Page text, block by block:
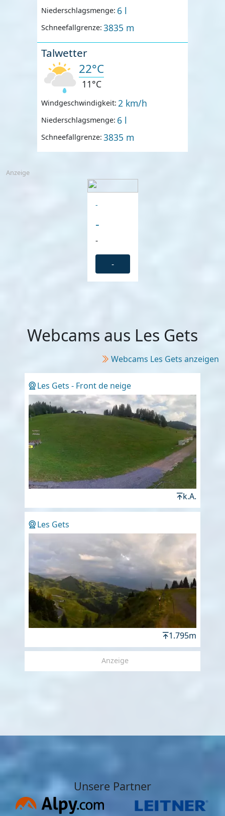
Niederschlagsmenge: 6 l
Schneefallgrenze: 3835 m
Talwetter
22°C
11°C
Windgeschwindigkeit: 2 km/h
Niederschlagsmenge: 6 l
Schneefallgrenze: 3835 m
Anzeige
-
-
-
-
Webcams aus Les Gets
Webcams Les Gets anzeigen
Les Gets - Front de neige
k.A.
Les Gets
1.795m
Anzeige
Unsere Partner